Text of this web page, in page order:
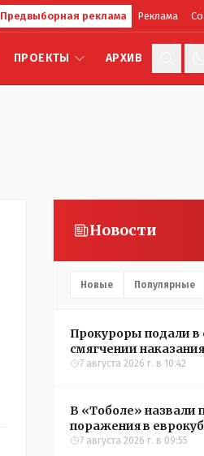
Предвыборная реклама Реклама
ПРОЕКТЫ АРХИВ
Новости
Новые Популярные
Прокуроры подали в
смягчении
Александры Алёховой
7 августа 2026 г. в 10:42
В «Тоболе» назвали
поражения в
7 августа 2026 г. в 09:55